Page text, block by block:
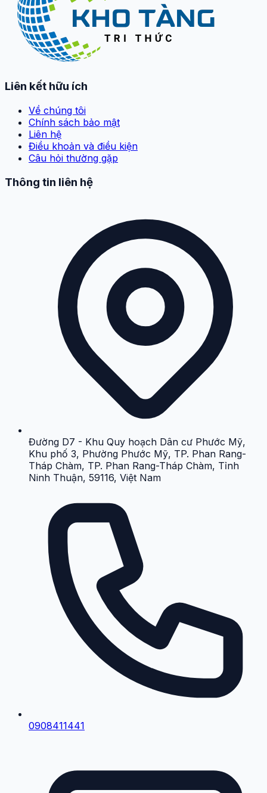
Liên kết hữu ích
Về chúng tôi
Chính sách bảo mật
Liên hệ
Điều khoản và điều kiện
Câu hỏi thường gặp
Thông tin liên hệ
Đường D7 - Khu Quy hoạch Dân cư Phước Mỹ,
Khu phố 3, Phường Phước Mỹ, TP. Phan Rang-
Tháp Chàm, TP. Phan Rang-Tháp Chàm, Tỉnh
Ninh Thuận, 59116, Việt Nam
0908411441